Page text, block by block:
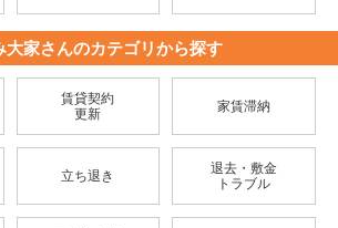
大家さんのカテゴリから探す
賃貸契約
更新
家賃滞納
立ち退き
退去・敷金
トラブル